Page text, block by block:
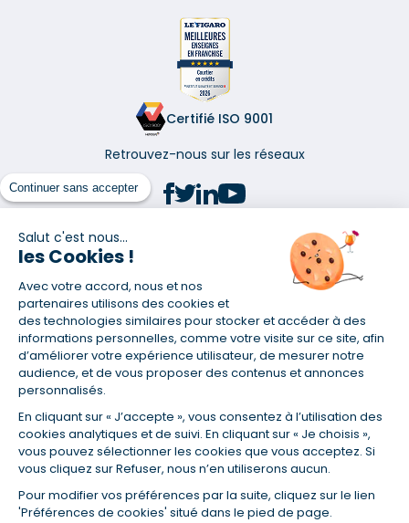
Continuer sans accepter
Salut c'est nous...
les Cookies !
Avec votre accord, nous et nos
partenaires utilisons des cookies et
des technologies similaires pour stocker et accéder à des
informations personnelles, comme votre visite sur ce site, afin
d’améliorer votre expérience utilisateur, de mesurer notre
audience, et de vous proposer des contenus et annonces
personnalisés.
En cliquant sur « J’accepte », vous consentez à l’utilisation des
cookies analytiques et de suivi. En cliquant sur « Je choisis »,
vous pouvez sélectionner les cookies que vous acceptez. Si
vous cliquez sur Refuser, nous n’en utiliserons aucun.
Pour modifier vos préférences par la suite, cliquez sur le lien
'Préférences de cookies' situé dans le pied de page.
Certifié ISO 9001
Retrouvez-nous sur les réseaux
(1) Taux fixe national hors assurance et selon votre profil
(2) Économie de 65 % pour l'assurance d'un prêt amortissable de 330
457,23 € à 0,90 % sur 19,5 ans, accordé à un salarié non cadre assuré à
100 % (décès, PTIA, IPP, ITT, IPP) âgé de 36 ans fumeur et une personne
salariée non cadre assurée à 100 % (décès, PTIA, IPP, ITT, IPP) âgée de 35
ans et non-fumeur, tous deux sans risque médical connu. Au
14/07/2019, coût de l'assurance proposée par la banque 179,08 €/mois
en moyenne contre 64,60 €/mois en moyenne au 14/07/2022 avec
Empruntis.com (TAEA : 0,44 %, coût total de l'assurance : 15 117,65 €).
(3) Taux minimum pour un crédit consommation d'un montant fixé entre
5 000 et 20 000 euros, selon profil et durée.
(4) La diminution du montant des mensualités entraîne l'allongement
de la durée de remboursement ainsi que la hausse du coût total du
(5) Banques de réseau, mutualistes, spécialisées, directions
régionales, organismes de crédit selon votre profil et votre demande.